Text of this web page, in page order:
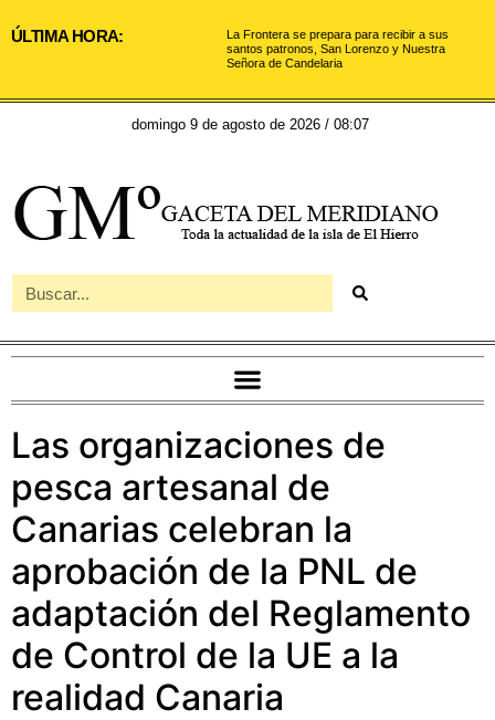
ÚLTIMA HORA:
La Frontera se prepara para recibir a sus
santos patronos, San Lorenzo y Nuestra
Señora de Candelaria
domingo 9 de agosto de 2026 / 08:07
Las organizaciones de
pesca artesanal de
Canarias celebran la
aprobación de la PNL de
adaptación del Reglamento
de Control de la UE a la
realidad Canaria